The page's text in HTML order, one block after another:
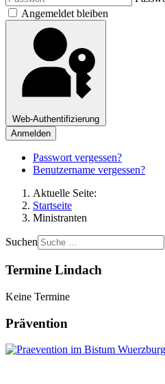
Angemeldet bleiben
Web-Authentifizierung
Anmelden
Passwort vergessen?
Benutzername vergessen?
Aktuelle Seite:
Startseite
Ministranten
Suchen
Termine Lindach
Keine Termine
Prävention